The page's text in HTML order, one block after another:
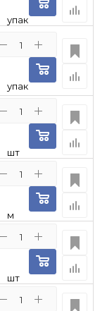
упак
упак
шт
м
шт